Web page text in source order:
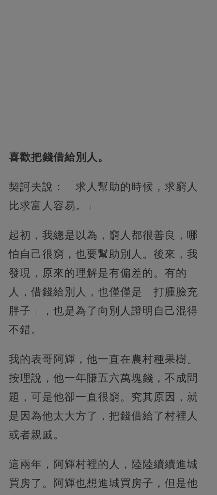
喜歡把錢借給別人。
契訶夫說：「求人幫助的時候，求窮人
比求富人容易。」
起初，我總是以為，窮人都很善良，哪
怕自己很窮，也要幫助別人。後來，我
發現，原來的理解是有偏差的。有的
人，借錢給別人，也僅僅是「打腫臉充
胖子」，也是為了向別人證明自己混得
不錯。
我的表哥阿輝，他一直在農村種果樹。
按理說，他一年賺五六萬塊錢，不成問
題，可是他卻一直很窮。究其原因，就
是因為他太大方了，把錢借給了村裡人
或者親戚。
這兩年，阿輝村裡的人，陸陸續續進城
買房了。阿輝也想進城買房子，但是他